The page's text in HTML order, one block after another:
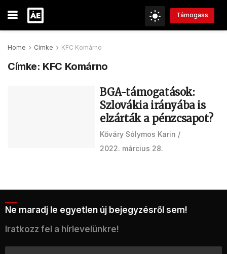
Támogass
Home Címke KFC Komárno
Címke: KFC Komárno
BGA-támogatások:
Szlovákia irányába is
elzárták a pénzcsapot?
Kőváry Sólymos Karin
2022. március 28.
Ne maradj le egyetlen új bejegyzésről sem!
Iratkozz fel a hírlevelünkre!